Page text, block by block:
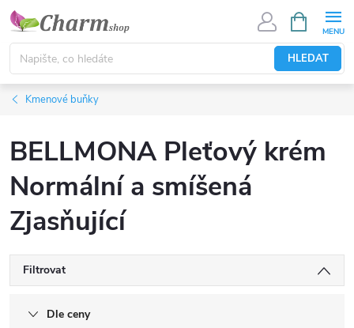
Přejít
obsah
HLEDAT
NÁKUPNÍ
KOŠÍK
Kmenové buňky
BELLMONA Pleťový krém
Normální a smíšená
Zjasňující
Filtrovat
Dle ceny